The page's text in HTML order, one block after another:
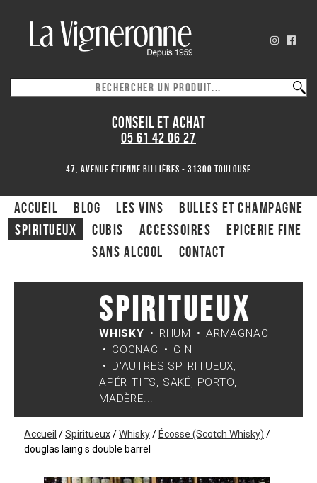
CONSEIL ET ACHAT
05 61 42 06 27
47, avenue Étienne Billières - 31300 toulouse
ACCUEIL Blog Les Vins
Bulles et Champagne
Spiritueux
CUBIS ACCESSOIRES
Epicerie fine
Sans alcool
Contact
Spiritueux
WHISKY RHUM
ARMAGNAC
COGNAC
GIN
D'AUTRES SPIRITUEUX,
APÉRITIFS, SAKÉ, PORTO,
MADÈRE...
Accueil /Spiritueux/Whisky/Écosse (Scotch Whisky) /
douglas laing s double barrel